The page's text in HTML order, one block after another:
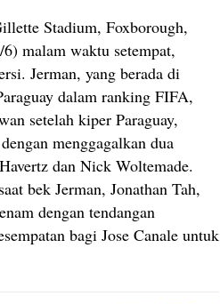
Stadium, Foxborough,
malam waktu setempat,
Jerman, yang berada di
dalam ranking FIFA,
setelah kiper Paraguay,
menggagalkan dua
dan Nick Woltemade.
bek Jerman, Jonathan Tah,
dengan tendangan
bagi Jose Canale untuk